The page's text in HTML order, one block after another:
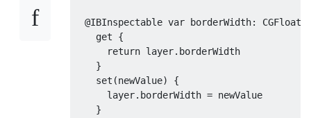
@IBInspectable var borderWidth: CGFloat
    get
{
return layer. borderWidth
}
set (newValue)
{
      layer
. borderWidth = newValue
}